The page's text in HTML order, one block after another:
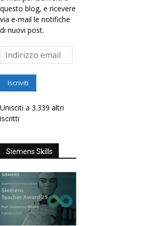
questo blog, e ricevere
via e-mail le notifiche
di nuovi post.
Indirizzo
email
Iscriviti
Unisciti a 3.339 altri
iscritti
Siemens Skills